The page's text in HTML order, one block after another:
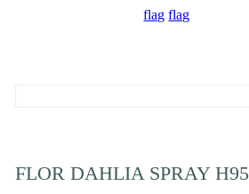
FLOR DAHLIA SPRAY H95